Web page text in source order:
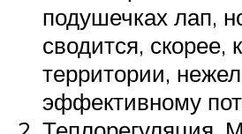
подушечках лап,
сводится, скорее,
территории,
эффективному